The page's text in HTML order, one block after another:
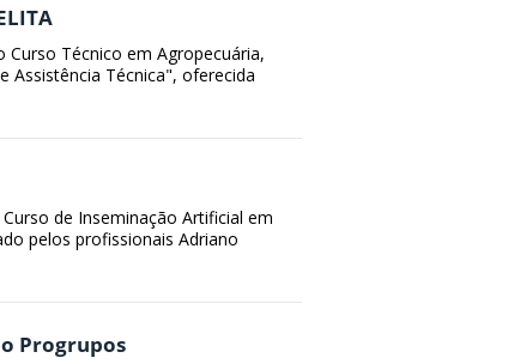
Técnico em Agropecuária,
Assistência Técnica", oferecida
de Inseminação Artificial em
pelos profissionais Adriano
Progrupos